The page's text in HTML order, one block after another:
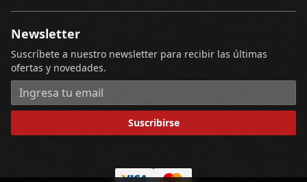
Newsletter
Suscríbete a nuestro newsletter para recibir las últimas
ofertas y novedades.
Dirección de correo electrónico
Suscribirse